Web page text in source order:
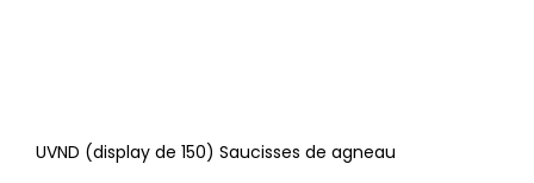
UVND (display de 150) Saucisses de agneau